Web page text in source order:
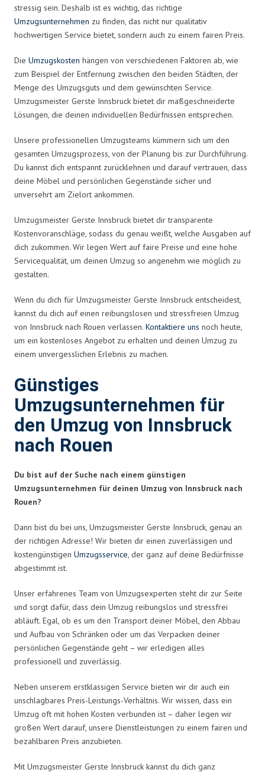
stressig sein. Deshalb ist es wichtig, das richtige
Umzugsunternehmen zu finden, das nicht nur qualitativ
hochwertigen Service bietet, sondern auch zu einem fairen Preis.
Die Umzugskosten hängen von verschiedenen Faktoren ab, wie
zum Beispiel der Entfernung zwischen den beiden Städten, der
Menge des Umzugsguts und dem gewünschten Service.
Umzugsmeister Gerste Innsbruck bietet dir maßgeschneiderte
Lösungen, die deinen individuellen Bedürfnissen entsprechen.
Unsere professionellen Umzugsteams kümmern sich um den
gesamten Umzugsprozess, von der Planung bis zur Durchführung.
Du kannst dich entspannt zurücklehnen und darauf vertrauen, dass
deine Möbel und persönlichen Gegenstände sicher und
unversehrt am Zielort ankommen.
Umzugsmeister Gerste Innsbruck bietet dir transparente
Kostenvoranschläge, sodass du genau weißt, welche Ausgaben auf
dich zukommen. Wir legen Wert auf faire Preise und eine hohe
Servicequalität, um deinen Umzug so angenehm wie möglich zu
gestalten.
Wenn du dich für Umzugsmeister Gerste Innsbruck entscheidest,
kannst du dich auf einen reibungslosen und stressfreien Umzug
von Innsbruck nach Rouen verlassen. Kontaktiere uns noch heute,
um ein kostenloses Angebot zu erhalten und deinen Umzug zu
einem unvergesslichen Erlebnis zu machen.
Günstiges
Umzugsunternehmen für
den Umzug von Innsbruck
nach Rouen
Du bist auf der Suche nach einem günstigen
Umzugsunternehmen für deinen Umzug von Innsbruck nach
Rouen?
Dann bist du bei uns, Umzugsmeister Gerste Innsbruck, genau an
der richtigen Adresse! Wir bieten dir einen zuverlässigen und
kostengünstigen Umzugsservice, der ganz auf deine Bedürfnisse
abgestimmt ist.
Unser erfahrenes Team von Umzugsexperten steht dir zur Seite
und sorgt dafür, dass dein Umzug reibungslos und stressfrei
abläuft. Egal, ob es um den Transport deiner Möbel, den Abbau
und Aufbau von Schränken oder um das Verpacken deiner
persönlichen Gegenstände geht – wir erledigen alles
professionell und zuverlässig.
Neben unserem erstklassigen Service bieten wir dir auch ein
unschlagbares Preis-Leistungs-Verhältnis. Wir wissen, dass ein
Umzug oft mit hohen Kosten verbunden ist – daher legen wir
großen Wert darauf, unsere Dienstleistungen zu einem fairen und
bezahlbaren Preis anzubieten.
Mit Umzugsmeister Gerste Innsbruck kannst du dich ganz